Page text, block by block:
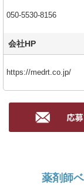
050-5530-8156
会社HP
https://medrt.co.jp/
薬剤師